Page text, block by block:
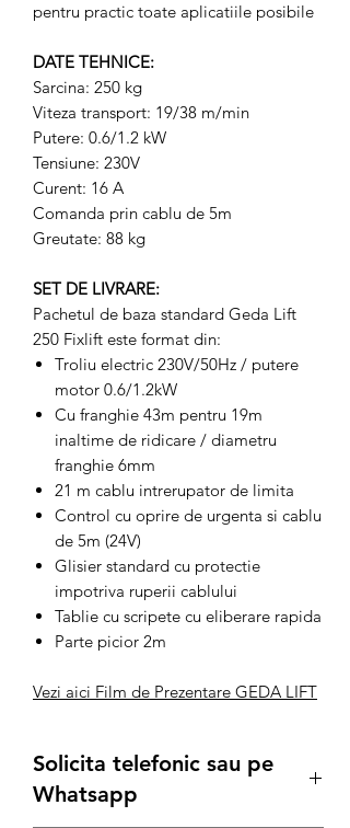
pentru practic toate aplicatiile posibile
DATE TEHNICE:
Sarcina: 250 kg
Viteza transport: 19/38 m/min
Putere: 0.6/1.2 kW
Tensiune: 230V
Curent: 16 A
Comanda prin cablu de 5m
Greutate: 88 kg
SET DE LIVRARE:
Pachetul de baza standard Geda Lift
250 Fixlift este format din:
Troliu electric 230V/50Hz / putere
motor 0.6/1.2kW
Cu franghie 43m pentru 19m
inaltime de ridicare / diametru
franghie 6mm
21 m cablu intrerupator de limita
Control cu ​​oprire de urgenta si cablu
de 5m (24V)
Glisier standard cu protectie
impotriva ruperii cablului
Tablie cu scripete cu eliberare rapida
Parte picior 2m
Vezi aici Film de Prezentare GEDA LIFT
Solicita telefonic sau pe
Whatsapp